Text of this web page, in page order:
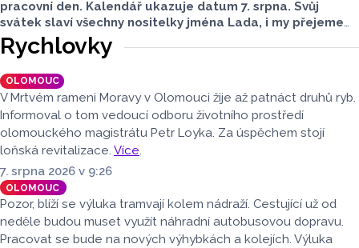
pracovní den. Kalendář ukazuje datum 7. srpna. Svůj
svátek slaví všechny nositelky jména Lada, i my přejeme
vše nejlepší. Jaký bude dnešní den?
Rychlovky
OLOMOUC
V Mrtvém rameni Moravy v Olomouci žije až patnáct druhů ryb.
Informoval o tom vedoucí odboru životního prostředí
olomouckého magistrátu Petr Loyka. Za úspěchem stojí
loňská revitalizace. Více.
7. srpna 2026 v 9:26
OLOMOUC
Pozor, blíží se výluka tramvají kolem nádraží. Cestující už od
neděle budou muset využít náhradní autobusovou dopravu.
Pracovat se bude na nových výhybkách a kolejích. Výluka